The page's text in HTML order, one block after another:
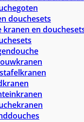
douchesets
kranen en